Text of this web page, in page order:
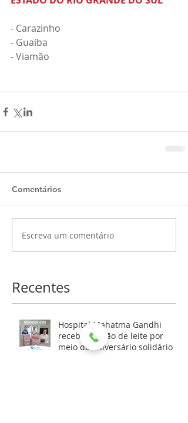
- Carazinho
- Guaíba
- Viamão
Comentários
Escreva um comentário
Recentes
Hospital Mahatma Gandhi
recebe doação de leite por
meio de aniversário solidário